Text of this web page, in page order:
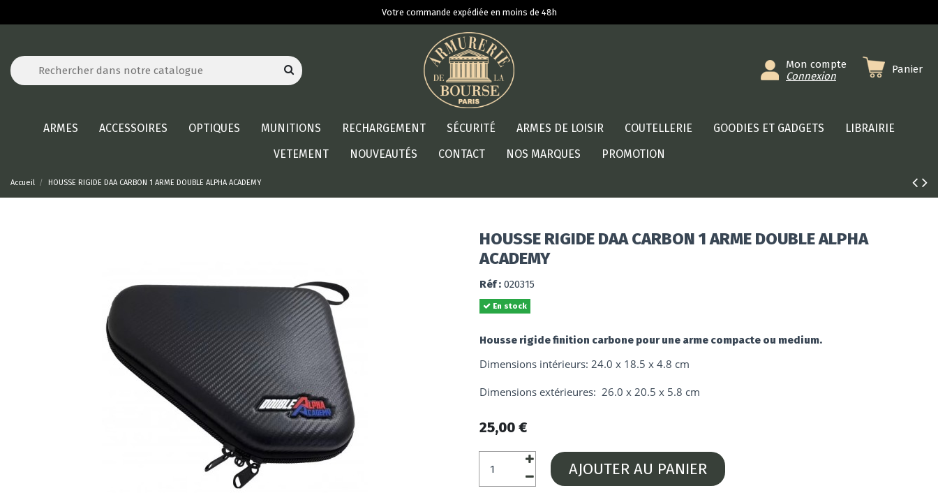
Votre commande expédiée en moins de 48h
Mon compte
Connexion
Panier
ARMES ACCESSOIRES OPTIQUES MUNITIONS RECHARGEMENT SÉCURITÉ ARMES DE LOISIR COUTELLERIE GOODIES ET GADGETS
LIBRAIRIE
VETEMENT
NOUVEAUTÉS CONTACT NOS MARQUES PROMOTION
Accueil HOUSSE RIGIDE DAA CARBON 1 ARME DOUBLE ALPHA ACADEMY
HOUSSE RIGIDE DAA CARBON 1 ARME DOUBLE ALPHA
ACADEMY
Réf : 020315
En stock
Housse rigide finition carbone pour une arme compacte ou medium.
Dimensions intérieurs: 24.0 x 18.5 x 4.8 cm
Dimensions extérieures: 26.0 x 20.5 x 5.8 cm
25,00 €
AJOUTER AU PANIER